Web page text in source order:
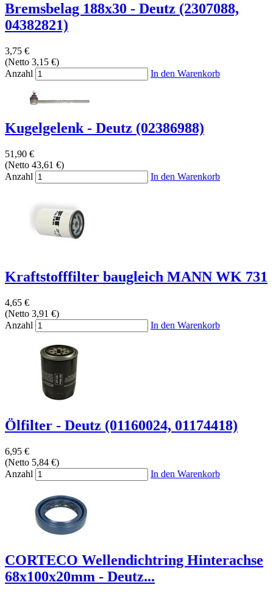
Bremsbelag 188x30 - Deutz (2307088,
04382821)
3,75 €
(Netto 3,15 €)
Anzahl
In den Warenkorb
Kugelgelenk - Deutz (02386988)
51,90 €
(Netto 43,61 €)
Anzahl
In den Warenkorb
Kraftstofffilter baugleich MANN WK 731
4,65 €
(Netto 3,91 €)
Anzahl
In den Warenkorb
Ölfilter - Deutz (01160024, 01174418)
6,95 €
(Netto 5,84 €)
Anzahl
In den Warenkorb
CORTECO Wellendichtring Hinterachse
68x100x20mm - Deutz...